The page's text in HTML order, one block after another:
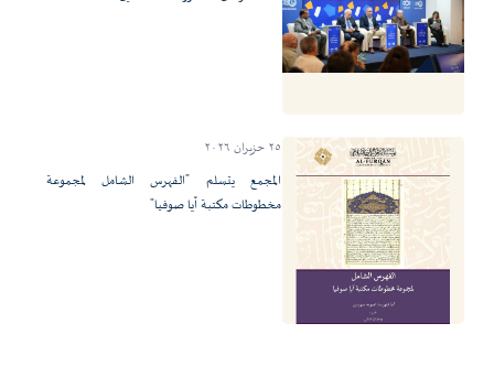
٢٥ حزيران ٢٠٢٦
المجمع يتسلم "الفهرس الشامل لمجموعة
مخطوطات مكتبة آيا صوفيا"